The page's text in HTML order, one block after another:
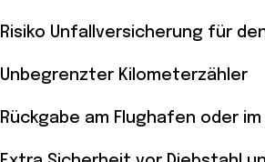
Risiko Unfallversicherung für
Unbegrenzter Kilometerzähler
Rückgabe am Flughafen oder